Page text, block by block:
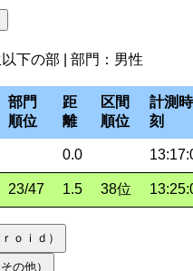
下の部 | 部門：男性
部門
順位
距
離
区間
順位
計測時
刻
0.0
23/47 1.5 38位